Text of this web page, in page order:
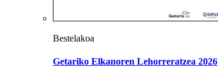
Bestelakoa
Getariko Elkanoren Lehorreratzea 2026